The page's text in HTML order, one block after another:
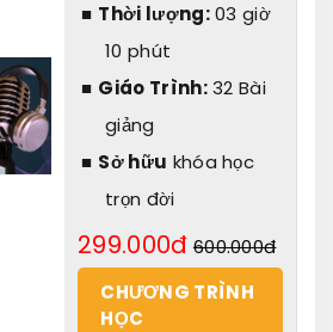
Thời lượng:03 giờ
10 phút
Giáo Trình:32 Bài
giảng
Sở hữu khóa học
trọn đời
299.000đ 600.000đ
CHƯƠNG TRÌNH
HỌC